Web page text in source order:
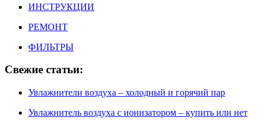
ИНСТРУКЦИИ
РЕМОНТ
ФИЛЬТРЫ
Свежие статьи:
Увлажнители воздуха – холодный и горячий пар
Увлажнитель воздуха с ионизатором – купить или нет